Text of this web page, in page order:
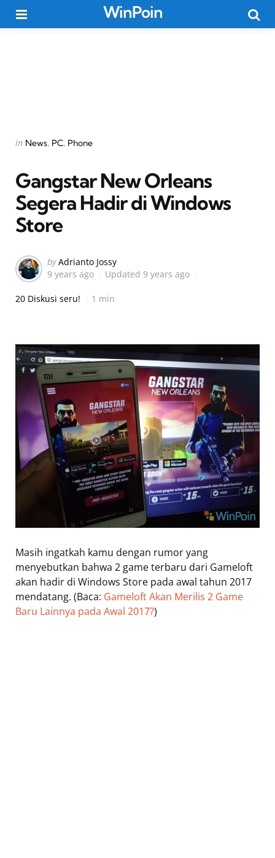
WinPoin
Categories
Posted
in News PC Phone
Gangstar New Orleans
Segera Hadir di Windows
Store
Posted
by
by Adrianto Jossy
9 years ago
Updated 9 years ago
20 Diskusi seru! 1 min
Masih ingatkah kamu dengan rumor yang
menyebutkan bahwa 2 game terbaru dari Gameloft
akan hadir di Windows Store pada awal tahun 2017
mendatang. (Baca: Gameloft Akan Merilis 2 Game
Baru Lainnya pada Awal 2017?)